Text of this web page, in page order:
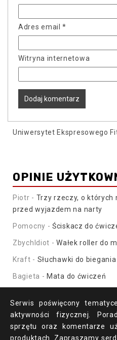
Adres email*
Witryna internetowa
Uniwersytet Ekspresowego
OPINIE
Piotr - Trzy rzeczy, o których
przed wyjazdem na narty
Pomocny -Ściskacz do
ZbychIdiot -Wałek roller do
Kraft - Słuchawki do biegania
Bagieta - Mata do ćwiczeń
Serwis poświęcony
aktywności fizycznej.
sprzętu oraz komentarze
produktach. Zapraszamy